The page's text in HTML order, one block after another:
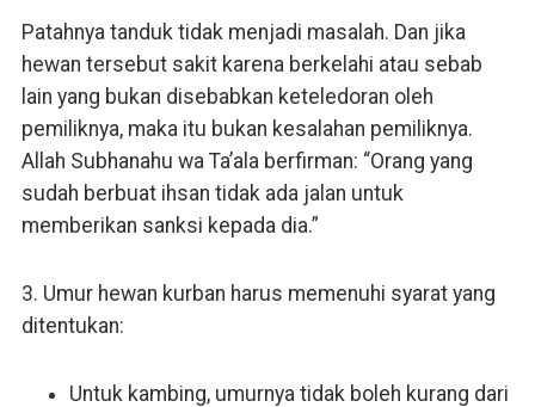
Patahnya tanduk tidak menjadi masalah. Dan jika
hewan tersebut sakit karena berkelahi atau sebab
lain yang bukan disebabkan keteledoran oleh
pemiliknya, maka itu bukan kesalahan pemiliknya.
Allah Subhanahu wa Ta’ala berfirman: “Orang yang
sudah berbuat ihsan tidak ada jalan untuk
memberikan sanksi kepada dia.”
3. Umur hewan kurban harus memenuhi syarat yang
ditentukan:
Untuk kambing, umurnya tidak boleh kurang dari